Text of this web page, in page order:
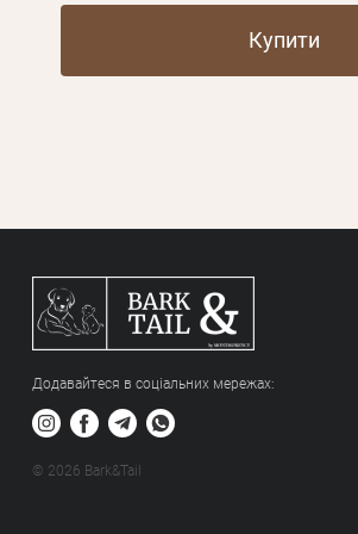
Купити
Додавайтеся в соціальних мережах:
© 2026 Bark&Tail